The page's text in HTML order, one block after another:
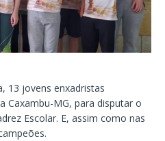
13 jovens enxadristas
Caxambu-MG, para disputar o
Escolar. E, assim como nas